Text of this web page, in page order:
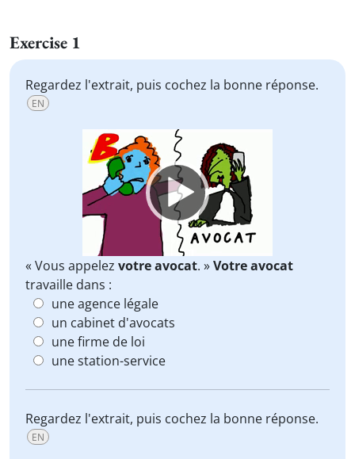
Exercise 1
Regardez l'extrait, puis cochez la bonne réponse.
EN
Video
Player
« Vous appelez votre avocat. »Votre avocat
travaille dans :
une agence légale
un cabinet d'avocats
une firme de loi
une station-service
Regardez l'extrait, puis cochez la bonne réponse.
EN